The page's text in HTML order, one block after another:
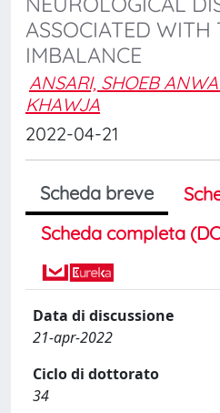
ASSOCIATED WITH
IMBALANCE
ANSARI, SHOEB
KHAWJA
2022-04-21
Scheda breve
Scheda completa
Data di discussione
21-apr-2022
Ciclo di dottorato
34